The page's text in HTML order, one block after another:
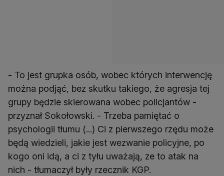
- To jest grupka osób, wobec których interwencję
można podjąć, bez skutku takiego, że agresja tej
grupy będzie skierowana wobec policjantów -
przyznał Sokołowski. - Trzeba pamiętać o
psychologii tłumu (...) Ci z pierwszego rzędu może
będą wiedzieli, jakie jest wezwanie policyjne, po
kogo oni idą, a ci z tyłu uważają, ze to atak na
nich - tłumaczył były rzecznik KGP.